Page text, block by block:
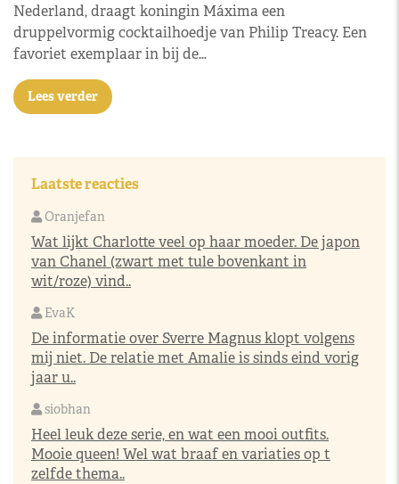
Nederland, draagt koningin Máxima een
druppelvormig cocktailhoedje van Philip Treacy. Een
favoriet exemplaar in bij de…
Lees verder
Laatste reacties
Oranjefan
Wat lijkt Charlotte veel op haar moeder. De japon
van Chanel (zwart met tule bovenkant in
wit/roze) vind..
EvaK
De informatie over Sverre Magnus klopt volgens
mij niet. De relatie met Amalie is sinds eind vorig
jaar u..
siobhan
Heel leuk deze serie, en wat een mooi outfits.
Mooie queen! Wel wat braaf en variaties op t
zelfde thema..